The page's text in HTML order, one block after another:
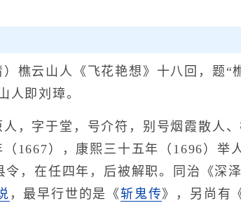
樵云山人《飞花艳想》十八回，题“
人即刘璋。
字于堂，号介符，别号烟霞散人、
1667），康熙三十五年（1696）举
令，在任四年，后被解职。同治《深
，最早行世的是《斩鬼传》，另尚有